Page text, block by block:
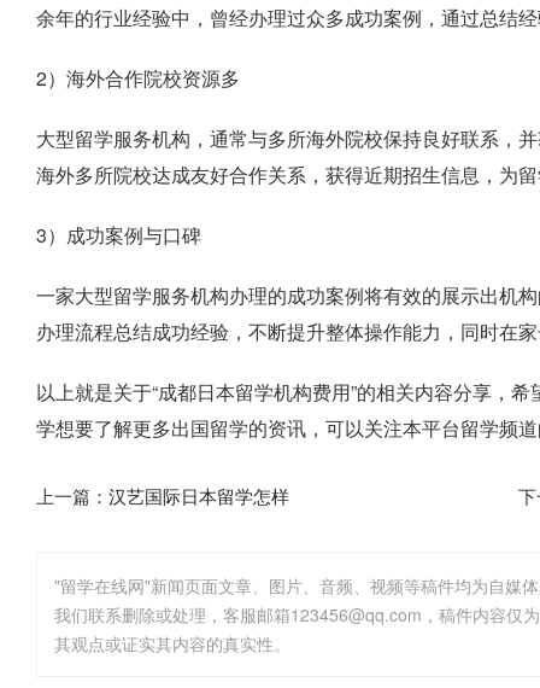
余年的行业经验中，曾经办理过众多成功案例，通过总结
2）海外合作院校资源多
大型留学服务机构，通常与多所海外院校保持良好联系，
海外多所院校达成友好合作关系，获得近期招生信息，为
3）成功案例与口碑
一家大型留学服务机构办理的成功案例将有效的展示出机
办理流程总结成功经验，不断提升整体操作能力，同时在
以上就是关于“成都日本留学机构费用”的相关内容分享，
学想要了解更多出国留学的资讯，可以关注本平台留学频
上一篇： 汉艺国际日本留学怎样
"留学在线网"新闻页面文章、图片、音频、视频等稿件均为自媒
其观点或证实其内容的真实性。